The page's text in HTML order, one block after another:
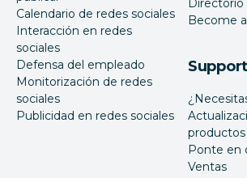
Calendario de redes sociales
Interacción en redes
sociales
Defensa del empleado
Monitorización de redes
sociales
Publicidad en redes sociales
Directorio
Become
Support
productos
Ponte en
Ventas